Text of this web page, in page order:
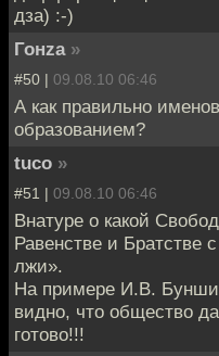
дза) :-)
Гонzа »
#50 | 09.08.10 06:46
А как правильно
образованием?
tuco »
#51 | 09.08.10 06:46
Внатуре о какой
Равенстве и Братстве
лжи».
На примере И.В.
видно, что общество
готово!!!